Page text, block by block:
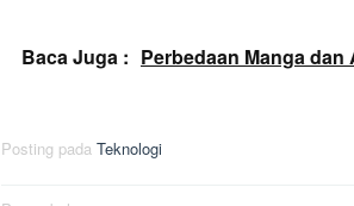
Baca Juga : Perbedaan Manga dan
Posting pada Teknologi